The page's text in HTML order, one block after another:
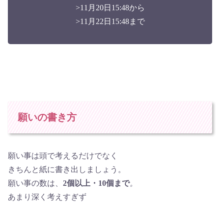
>11月20日15:48から
>11月22日15:48まで
願いの書き方
願い事は頭で考えるだけでなく
きちんと紙に書き出しましょう。
願い事の数は、 2個以上・10個まで。
あまり深く考えすぎず